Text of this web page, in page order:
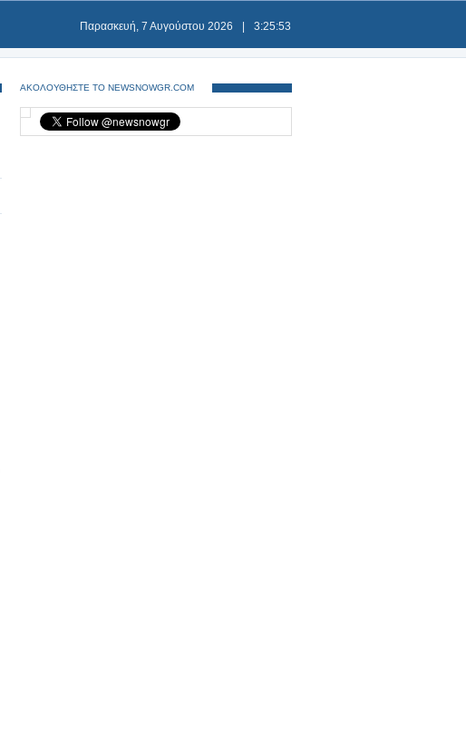
Παρασκευή, 7 Αυγούστου 2026 3:25:53
ΑΚΟΛΟΥΘΗΣΤΕ ΤΟ NEWSNOWGR.COM